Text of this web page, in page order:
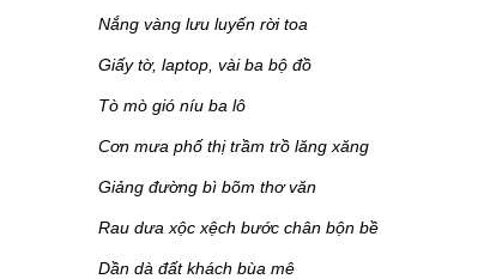
Nắng vàng lưu luyến rời toa
Giấy tờ, laptop, vài ba bộ đồ
Tò mò gió níu ba lô
Cơn mưa phố thị trầm trồ lăng xăng
Giảng đường bì bõm thơ văn
Rau dưa xộc xệch bước chân bộn bề
Dần dà đất khách bùa mê